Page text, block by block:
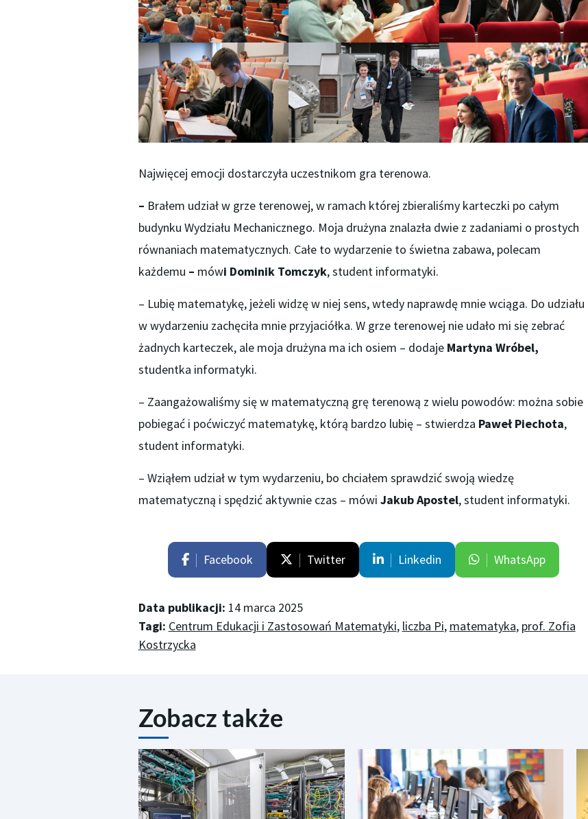
Najwięcej emocji dostarczyła uczestnikom gra terenowa.
– Brałem udział w grze terenowej, w ramach której zbieraliśmy karteczki po całym
budynku Wydziału Mechanicznego. Moja drużyna znalazła dwie z zadaniami o prostych
równaniach matematycznych. Całe to wydarzenie to świetna zabawa, polecam
każdemu – mówi Dominik Tomczyk, student informatyki.
– Lubię matematykę, jeżeli widzę w niej sens, wtedy naprawdę mnie wciąga. Do udziału
w wydarzeniu zachęciła mnie przyjaciółka. W grze terenowej nie udało mi się zebrać
żadnych karteczek, ale moja drużyna ma ich osiem – dodaje Martyna Wróbel,
studentka informatyki.
– Zaangażowaliśmy się w matematyczną grę terenową z wielu powodów: można sobie
pobiegać i poćwiczyć matematykę, którą bardzo lubię – stwierdza Paweł Piechota,
student informatyki.
– Wziąłem udział w tym wydarzeniu, bo chciałem sprawdzić swoją wiedzę
matematyczną i spędzić aktywnie czas – mówi Jakub Apostel, student informatyki.
Facebook Twitter Linkedin WhatsApp
Data publikacji: 14 marca 2025
Tagi: Centrum Edukacji i Zastosowań Matematyki, liczba Pi, matematyka, prof. Zofia
Kostrzycka
Zobacz także